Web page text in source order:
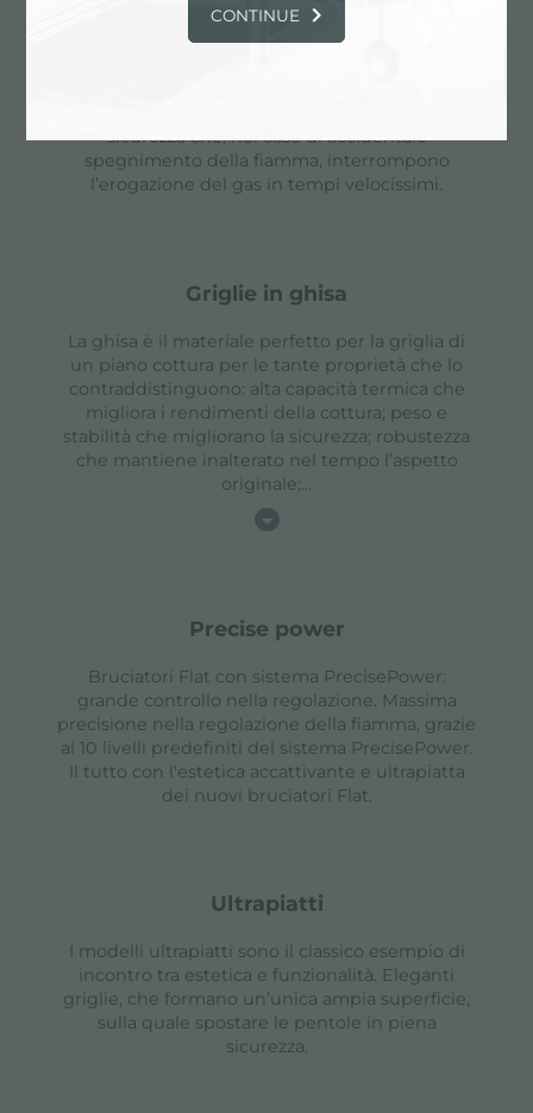
sicurezza che, nel caso di accidentale
spegnimento della fiamma, interrompono
l’erogazione del gas in tempi velocissimi.
griglie in ghisa
La ghisa è il materiale perfetto per la griglia di
un piano cottura per le tante proprietà che lo
contraddistinguono: alta capacità termica che
migliora i rendimenti della cottura; peso e
stabilità che migliorano la sicurezza; robustezza
che mantiene inalterato nel tempo l’aspetto
originale;...
precise power
Bruciatori Flat con sistema PrecisePower:
grande controllo nella regolazione. Massima
precisione nella regolazione della fiamma, grazie
ai 10 livelli predefiniti del sistema PrecisePower.
Il tutto con l'estetica accattivante e ultrapiatta
dei nuovi bruciatori Flat.
ultrapiatti
I modelli ultrapiatti sono il classico esempio di
incontro tra estetica e funzionalità. Eleganti
griglie, che formano un’unica ampia superficie,
sulla quale spostare le pentole in piena
sicurezza.
CONTINUE